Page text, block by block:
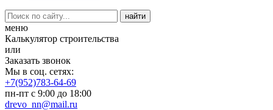
меню
Калькулятор строительства
или
Заказать звонок
Мы в соц. сетях:
+7(952)783-64-69
пн-пт с 9:00 до 18:00
drevo_nn@mail.ru